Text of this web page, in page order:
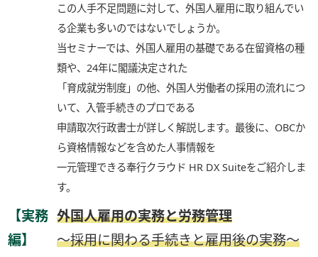
この人手不足問題に対して、外国人雇用に取り組んでい
る企業も多いのではないでしょうか。
当セミナーでは、外国人雇用の基礎である在留資格の種
類や、24年に閣議決定された
「育成就労制度」の他、外国人労働者の採用の流れにつ
いて、入管手続きのプロである
申請取次行政書士が詳しく解説します。最後に、OBCか
ら資格情報などを含めた人事情報を
一元管理できる奉行クラウド HR DX Suiteをご紹介しま
す。
【実務
編】
外国人雇用の実務と労務管理
～採用に関わる手続きと雇用後の実務～